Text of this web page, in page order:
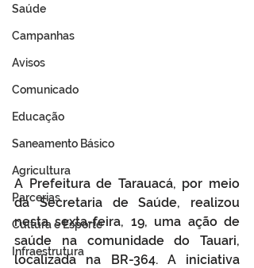
Saúde
Campanhas
Avisos
Comunicado
Educação
Saneamento Básico
Agricultura
Parcerias
Cultura e Esporte
Infraestrutura
A Prefeitura de Tarauacá, por meio
da Secretaria de Saúde, realizou
nesta sexta-feira, 19, uma ação de
saúde na comunidade do Tauari,
localizada na BR-364. A iniciativa